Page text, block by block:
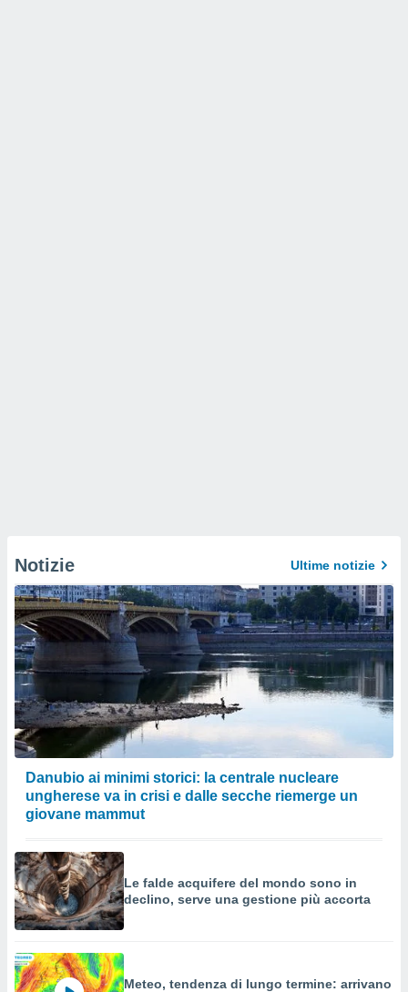
Notizie Ultime notizie
Danubio ai minimi storici: la centrale nucleare
ungherese va in crisi e dalle secche riemerge un
giovane mammut
Le falde acquifere del mondo sono in
declino, serve una gestione più accorta
Meteo, tendenza di lungo termine: arrivano